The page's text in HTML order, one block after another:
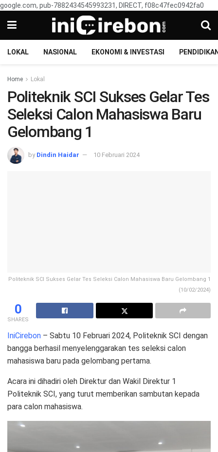
google.com, pub-7882434545993231, DIRECT, f08c47fec0942fa0
LOKAL NASIONAL EKONOMI & INVESTASI
Home Lokal
Politeknik SCI Sukses Gelar Tes
Seleksi Calon Mahasiswa Baru
Gelombang 1
by Dindin Haidar 10 Februari 2024
Politeknik SCI Sukses Gelar Tes Seleksi Calon Mahasiswa Baru Gelombang 1
(10/02/2024)
0
SHARES
IniCirebon – Sabtu 10 Februari 2024, Politeknik SCI dengan
bangga berhasil menyelenggarakan tes seleksi calon
mahasiswa baru pada gelombang pertama.
Acara ini dihadiri oleh Direktur dan Wakil Direktur 1
Politeknik SCI, yang turut memberikan sambutan kepada
para calon mahasiswa.